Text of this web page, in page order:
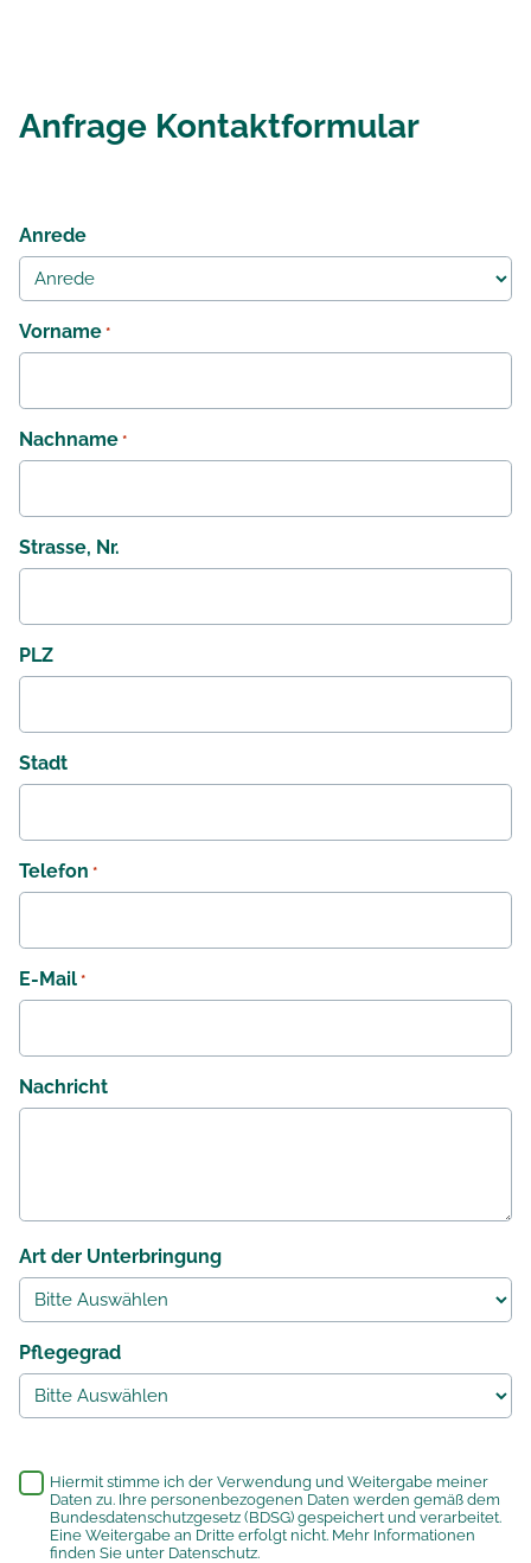
Anfrage Kontaktformular
Anrede
Vorname *
Nachname *
Strasse, Nr.
PLZ
Stadt
Telefon *
E-Mail *
Nachricht
Art der Unterbringung
Pflegegrad
Hiermit stimme ich der Verwendung und Weitergabe meiner
Daten zu. Ihre personenbezogenen Daten werden gemäß dem
Bundesdatenschutzgesetz (BDSG) gespeichert und verarbeitet.
Eine Weitergabe an Dritte erfolgt nicht. Mehr Informationen
finden Sie unter Datenschutz.